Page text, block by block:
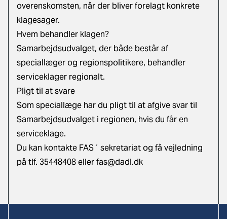
overenskomsten, når der bliver forelagt konkrete
klagesager.
Hvem behandler klagen?
Samarbejdsudvalget, der både består af
speciallæger og regionspolitikere, behandler
serviceklager regionalt.
Pligt til at svare
Som speciallæge har du pligt til at afgive svar til
Samarbejdsudvalget i regionen, hvis du får en
serviceklage.
Du kan kontakte FAS´ sekretariat og få vejledning
på tlf. 35448408 ellerfas@dadl.dk